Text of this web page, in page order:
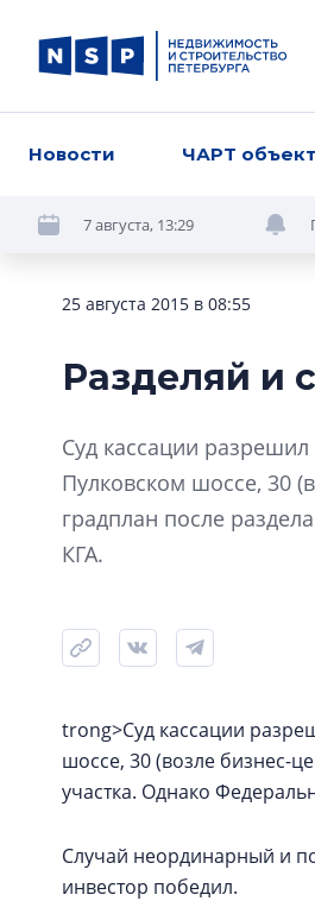
Новости ЧАРТ
7 августа, 13:29
25 августа 2015 в 08:55
Разделяй и
Суд кассации
Пулковском шоссе, 30
градплан после
КГА.
trong>Суд кассации
шоссе, 30 (возле бизнес-
участка. Однако
Случай неординарный и
инвестор победил.